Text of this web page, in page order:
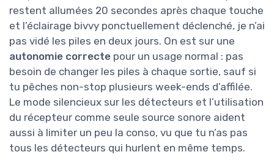
restent allumées 20 secondes après chaque touche
et l’éclairage bivvy ponctuellement déclenché, je n’ai
pas vidé les piles en deux jours. On est sur une
autonomie correcte pour un usage normal : pas
besoin de changer les piles à chaque sortie, sauf si
tu pêches non-stop plusieurs week-ends d’affilée.
Le mode silencieux sur les détecteurs et l’utilisation
du récepteur comme seule source sonore aident
aussi à limiter un peu la conso, vu que tu n’as pas
tous les détecteurs qui hurlent en même temps.